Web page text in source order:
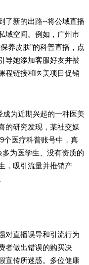
新的出路--将公域直播
域空间。例如，广州市
养皮肤”的科普直播，点
导她添加客服好友并被
程链接和医美项目促销
为近期兴起的一种医美
的研究发现，某社交媒
个医疗科普账号中，真
为医学生、没有资质的
，吸引流量并推销产
直播误导和引流行为
者做出错误的购买决
宣传所迷惑。多位健康